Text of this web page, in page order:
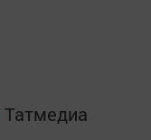
Татмедиа